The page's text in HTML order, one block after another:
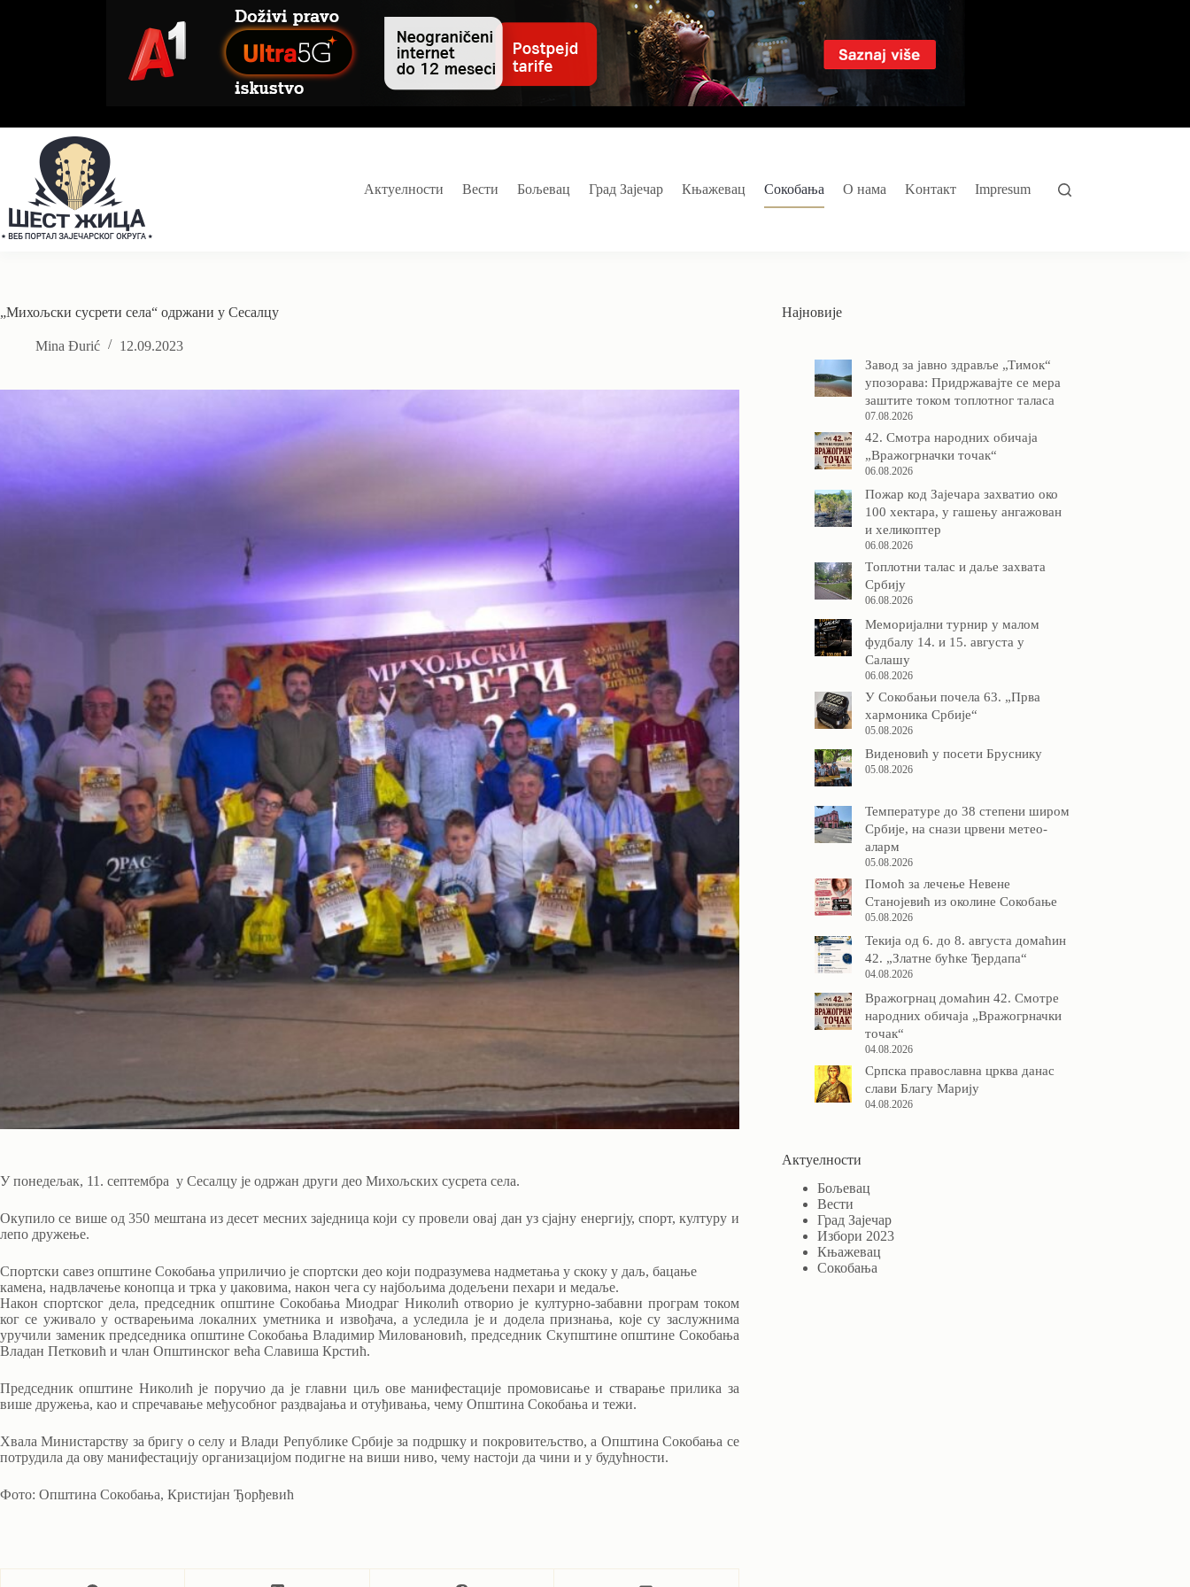
Актуелности Вести Бољевац Град Зајечар Књажевац Сокобања O нама Kонтакт Impresum
„Михољски сусрети села“ одржани у Сесалцу
Mina Đurić 12.09.2023
У понедељак, 11. септембра у Сесалцу је одржан други део Михољских сусрета села.
Окупило се више од 350 мештана из десет месних заједница који су провели овај дан уз сјајну енергију, спорт, културу и
лепо дружење.
Спортски савез општине Сокобања уприличио је спортски део који подразумева надметања у скоку у даљ, бацање
камена, надвлачење конопца и трка у џаковима, након чега су најбољима додељени пехари и медаље.
Након спортског дела, председник општине Сокобања Миодраг Николић отворио је културно-забавни програм током
ког се уживало у остварењима локалних уметника и извођача, а уследила је и додела признања, које су заслужнима
уручили заменик председника општине Сокобања Владимир Миловановић, председник Скупштине општине Сокобања
Владан Петковић и члан Општинског већа Славиша Крстић.
Председник општине Николић је поручио да је главни циљ ове манифестације промовисање и стварање прилика за
више дружења, као и спречавање међусобног раздвајања и отуђивања, чему Општина Сокобања и тежи.
Хвала Министарству за бригу о селу и Влади Републике Србије за подршку и покровитељство, а Општина Сокобања се
потрудила да ову манифестацију организацијом подигне на виши ниво, чему настоји да чини и у будућности.
Фото: Општина Сокобања, Кристијан Ђорђевић
Најновије
Завод за јавно здравље „Тимок“
упозорава: Придржавајте се мера
заштите током топлотног таласа
07.08.2026
42. Смотра народних обичаја
„Вражогрначки точак“
06.08.2026
Пожар код Зајечара захватио око
100 хектара, у гашењу ангажован
и хеликоптер
06.08.2026
Tоплотни талас и даље захвата
Србију
06.08.2026
Меморијални турнир у малом
фудбалу 14. и 15. августа у
Салашу
06.08.2026
У Сокобањи почела 63. „Прва
хармоника Србије“
05.08.2026
Виденовић у посети Бруснику
05.08.2026
Температуре до 38 степени широм
Србије, на снази црвени метео-
аларм
05.08.2026
Помоћ за лечење Невене
Станојевић из околине Сокобање
05.08.2026
Текија од 6. до 8. августа домаћин
42. „Златне бућке Ђердапа“
04.08.2026
Вражогрнац домаћин 42. Смотре
народних обичаја „Вражогрначки
точак“
04.08.2026
Српска православна црква данас
слави Благу Марију
04.08.2026
Актуелности
Бољевац
Вести
Град Зајечар
Избори 2023
Књажевац
Сокобања